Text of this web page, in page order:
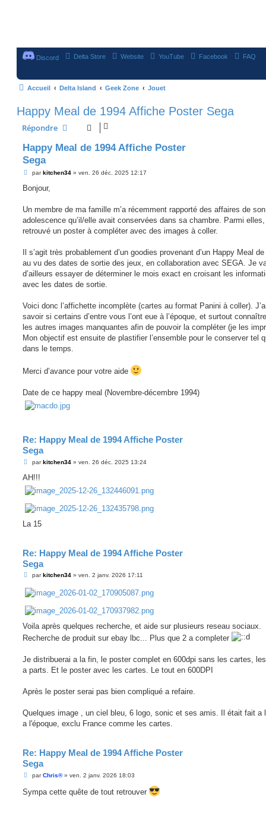
Discord Delta Store Website YouTube Facebook FAQ
Accueil Delta Island Geek Zone Jouet
Happy Meal de 1994 Affiche Poster Sega
Répondre
Happy Meal de 1994 Affiche Poster
Sega
M
s
g
parkitchen34» ven. 26 déc. 2025 12:17
Bonjour,
Un membre de ma famille m’a récemment rapporté des affaires de son
adolescence qu’il/elle avait conservées dans sa chambre. Parmi elles,
retrouvé un poster à compléter avec des images à coller.
Il s’agit très probablement d’un goodies provenant d’un Happy Meal
au vu des dates de sortie des jeux, en collaboration avec SEGA. Je
d’ailleurs essayer de déterminer le mois exact en croisant les
avec les dates de sortie.
Voici donc l’affichette incomplète (cartes au format Panini à coller).
savoir si certains d’entre vous l’ont eue à l’époque, et surtout
les autres images manquantes afin de pouvoir la compléter (je les
Mon objectif est ensuite de plastifier l’ensemble pour le conserver tel
dans le temps.
Merci d’avance pour votre aide
Date de ce happy meal (Novembre-décembre 1994)
Re: Happy Meal de 1994 Affiche Poster
Sega
M
s
a
g
e
parkitchen34» ven. 26 déc. 2025 13:24
AH!!!
La 15
Re: Happy Meal de 1994 Affiche Poster
Sega
M
s
s
g
e
parkitchen34» ven. 2 janv. 2026 17:11
Voila après quelques recherche, et aide sur plusieurs reseau sociaux.
Recherche de produit sur ebay lbc... Plus que 2 a completer
Je distribuerai a la fin, le poster complet en 600dpi sans les cartes,
a parts. Et le poster avec les cartes. Le tout en 600DPI
Après le poster serai pas bien compliqué a refaire.
Quelques image , un ciel bleu, 6 logo, sonic et ses amis. Il était fait a
a l'époque, exclu France comme les cartes.
Re: Happy Meal de 1994 Affiche Poster
Sega
M
s
parChris®» ven. 2 janv. 2026 18:03
Sympa cette quête de tout retrouver